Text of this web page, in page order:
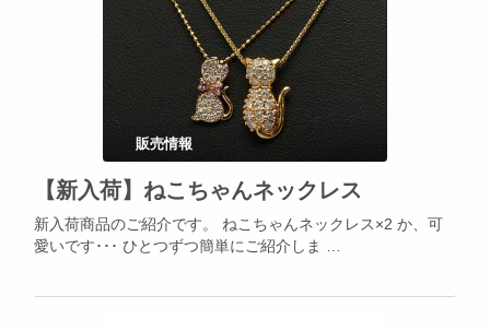
販売情報
【新入荷】ねこちゃんネックレス
新入荷商品のご紹介です。 ねこちゃんネックレス×2 か、可
愛いです･･･ ひとつずつ簡単にご紹介しま …